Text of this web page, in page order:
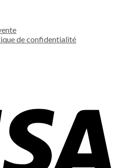
de confidentialité